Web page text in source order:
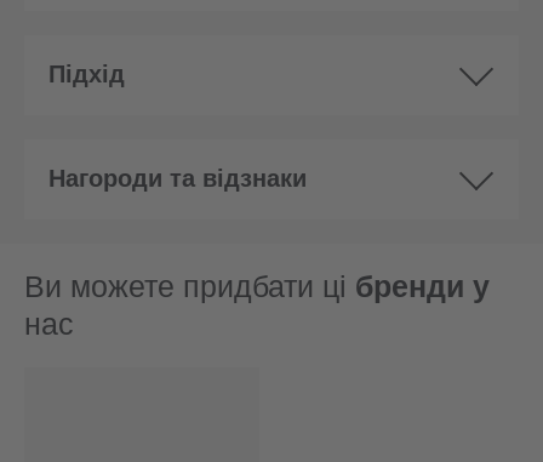
Підхід
Нагороди та відзнаки
Ви можете придбати ці бренди у
нас